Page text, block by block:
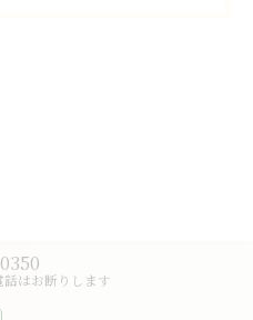
はお断りします